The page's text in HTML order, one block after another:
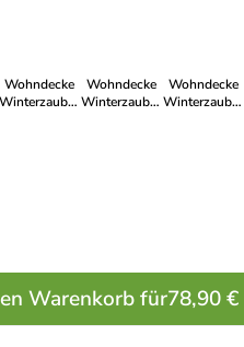
Wohndecke
Winterzauber
Wohndecke
Winterzauber
Wohndecke
Winterzauber
Warenkorb für78,90 €